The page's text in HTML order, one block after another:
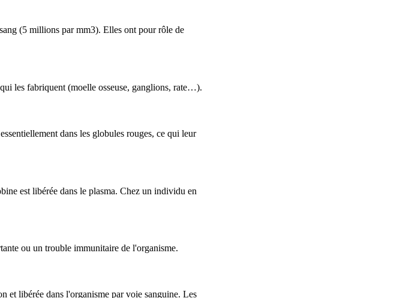
(5 millions par mm3). Elles ont pour rôle de
les fabriquent (moelle osseuse, ganglions, rate…).
dans les globules rouges, ce qui leur
est libérée dans le plasma. Chez un individu en
ou un trouble immunitaire de l'organisme.
et libérée dans l'organisme par voie sanguine. Les